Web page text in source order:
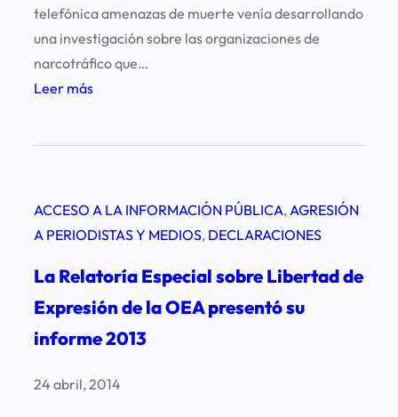
telefónica amenazas de muerte venía desarrollando
una investigación sobre las organizaciones de
narcotráfico que…
Leer más:
a
z
n
a
u
c
ACCESO A LA INFORMACIÓN PÚBLICA, AGRESIÓN
A PERIODISTAS Y MEDIOS, DECLARACIONES
La Relatoría Especial sobre Libertad de
Expresión de la OEA presentó su
informe 2013
24 abril, 2014